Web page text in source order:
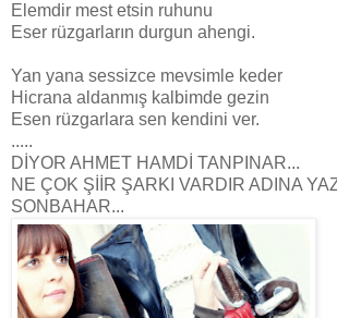
Elemdir mest etsin ruhunu
Eser rüzgarların durgun ahengi.
Yan yana sessizce mevsimle keder
Hicrana aldanmış kalbimde gezin
Esen rüzgarlara sen kendini ver.
.....
DİYOR AHMET HAMDİ TANPINAR...
NE ÇOK ŞİİR ŞARKI VARDIR ADINA
SONBAHAR...